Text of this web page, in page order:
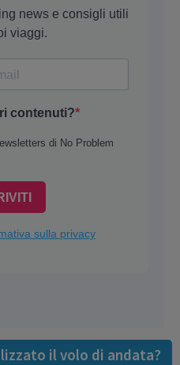
il volo di andata?